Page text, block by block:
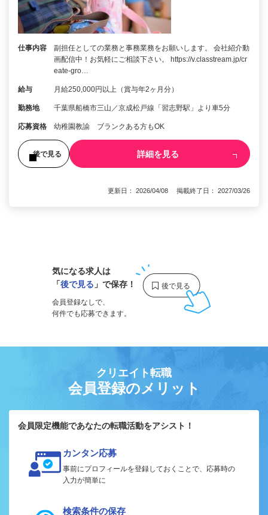
仕事内容
副担任としての業務と事務業務をお願いします。 会社紹介動
画配信中！お気軽にご相談下さい。 https://v.classtream.jp/cr
eate-gro…
給与 月給250,000円以上（賞与年2ヶ月分）
勤務地 千葉県船橋市三山／京成松戸線「習志野駅」より車5分
応募資格 幼稚園教諭 ブランクある方もOK
後で見る 詳細を見る
更新日： 2026/04/08 掲載終了日： 2027/03/26
気になる求人は
「後で見る 」で保存！
会員登録なしで、
何件でも応募できます。
クリエイト転職
会員登録のメリット
会員限定機能であなたの転職活動をアシスト！
カンタン応募
事前にプロフィールを登録しておくことで、応募時の
入力が簡単に
検索条件の保存